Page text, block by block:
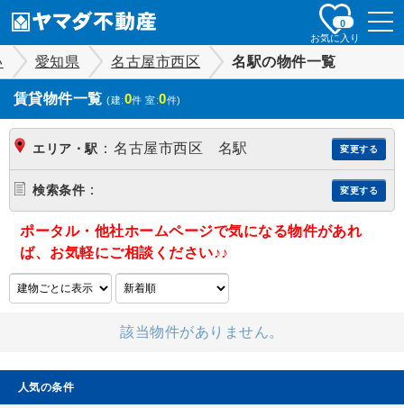
お気に入り
0
愛知県 名古屋市西区 名駅の物件一覧
賃貸物件一覧 (建:0件 室:0件)
エリア・駅 ： 名古屋市西区 名駅 変更する
検索条件 ： 変更する
ポータル・他社ホームページで気になる物件があれ
ば、お気軽にご相談ください♪♪
該当物件がありません。
人気の条件